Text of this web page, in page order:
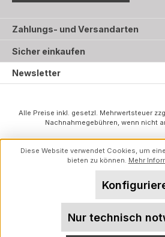
Zahlungs- und Versandarten
Sicher einkaufen
Newsletter
Alle Preise inkl. gesetzl. Mehrwertsteuer
Nachnahmegebühren, wenn nicht
Diese Website verwendet Cookies, um
bieten zu können. Mehr
Nur technisch